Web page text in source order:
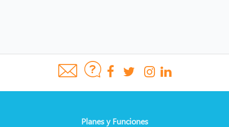
Planes y Funciones